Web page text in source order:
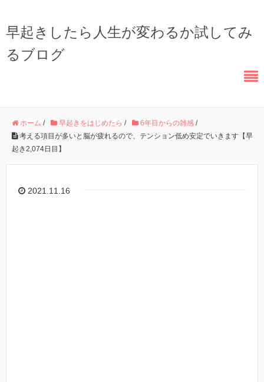
早起きしたら人生が変わるか試してみ
るブログ
ホーム / 早起きをはじめたら / 6年目からの雑感 /
考える項目が多いと脳が疲れるので、テンション低め安定でいきます【早
起き2,074日目】
2021.11.16